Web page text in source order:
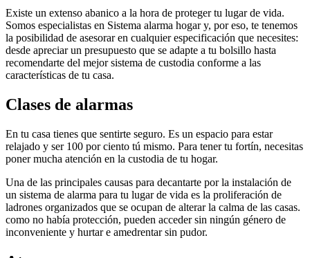
Existe un extenso abanico a la hora de proteger tu lugar de vida.
Somos especialistas en Sistema alarma hogar y, por eso, te tenemos
la posibilidad de asesorar en cualquier especificación que necesites:
desde apreciar un presupuesto que se adapte a tu bolsillo hasta
recomendarte del mejor sistema de custodia conforme a las
características de tu casa.
Clases de alarmas
En tu casa tienes que sentirte seguro. Es un espacio para estar
relajado y ser 100 por ciento tú mismo. Para tener tu fortín, necesitas
poner mucha atención en la custodia de tu hogar.
Una de las principales causas para decantarte por la instalación de
un sistema de alarma para tu lugar de vida es la proliferación de
ladrones organizados que se ocupan de alterar la calma de las casas.
como no había protección, pueden acceder sin ningún género de
inconveniente y hurtar e amedrentar sin pudor.